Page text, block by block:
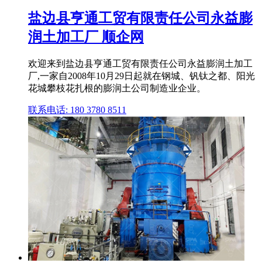
盐边县亨通工贸有限责任公司永益膨
润土加工厂 顺企网
欢迎来到盐边县亨通工贸有限责任公司永益膨润土加工
厂,一家自2008年10月29日起就在钢城、钒钛之都、阳光
花城攀枝花扎根的膨润土公司制造业企业。
联系电话: 180 3780 8511